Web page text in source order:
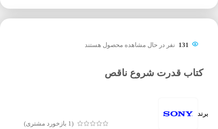
131 نفر در حال مشاهده محصول هستند
کتاب قدرت شروع ناقص
برند
(
1 بازخورد مشتری)